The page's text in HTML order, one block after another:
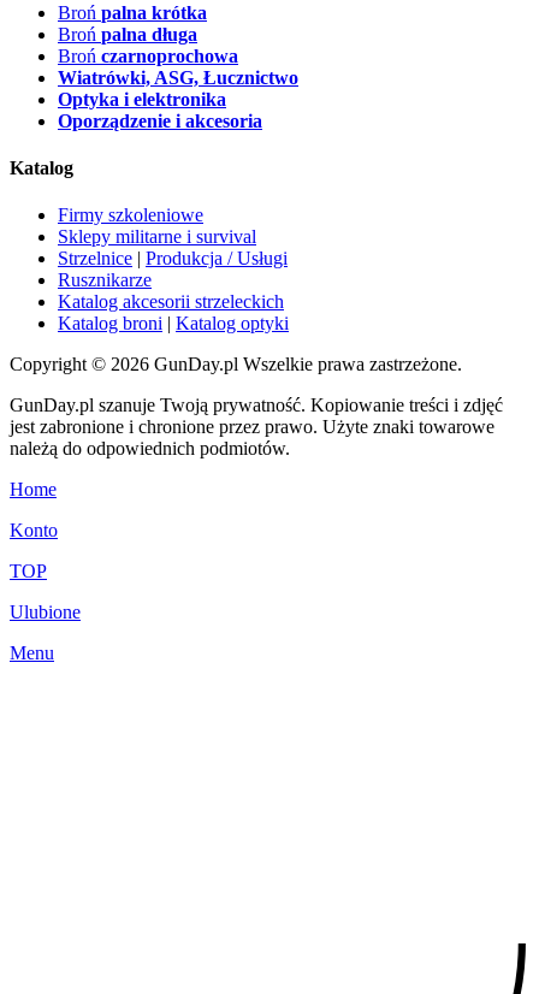
Broń palna krótka
Broń palna długa
Broń czarnoprochowa
Wiatrówki, ASG, Łucznictwo
Optyka i elektronika
Oporządzenie i akcesoria
Katalog
Firmy szkoleniowe
Sklepy militarne i survival
Strzelnice | Produkcja / Usługi
Rusznikarze
Katalog akcesorii strzeleckich
Katalog broni | Katalog optyki
Copyright © 2026 GunDay.pl Wszelkie prawa zastrzeżone.
GunDay.pl szanuje Twoją prywatność. Kopiowanie treści i zdjęć
jest zabronione i chronione przez prawo. Użyte znaki towarowe
należą do odpowiednich podmiotów.
Home
Konto
TOP
Ulubione
Menu